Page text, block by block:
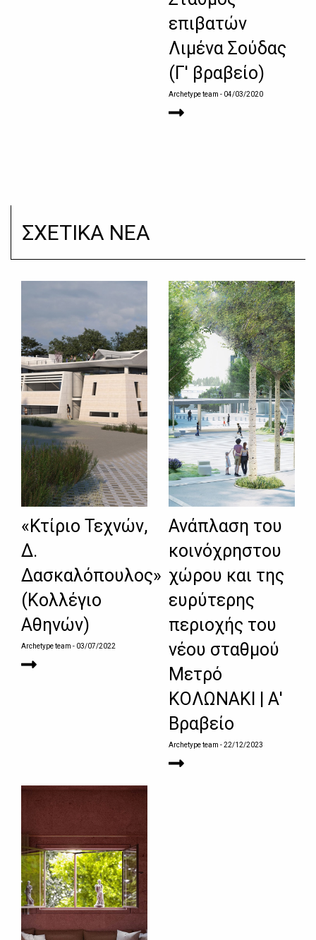
επιβατών
Λιμένα Σούδας
(Γ' βραβείο)
Archetype team - 04/03/2020
ΣΧΕΤΙΚΑ ΝΕΑ
«Κτίριο Τεχνών,
Δ.
Δασκαλόπουλος»
(Κολλέγιο
Αθηνών)
Archetype team - 03/07/2022
Ανάπλαση του
κοινόχρηστου
χώρου και της
ευρύτερης
περιοχής του
νέου σταθμού
Μετρό
ΚΟΛΩΝΑΚΙ | Α'
Βραβείο
Archetype team - 22/12/2023